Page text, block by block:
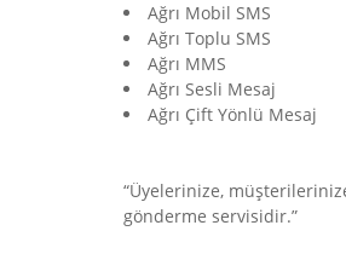
Ağrı Mobil SMS
Ağrı Toplu SMS
Ağrı MMS
Ağrı Sesli Mesaj
Ağrı Çift Yönlü Mesaj
“Üyelerinize,
gönderme servisidir.”